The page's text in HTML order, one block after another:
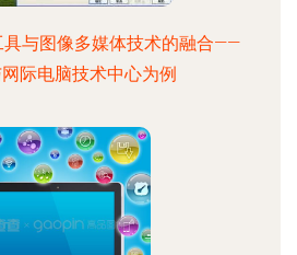
具与图像多媒体技术的融合——
际电脑技术中心为例